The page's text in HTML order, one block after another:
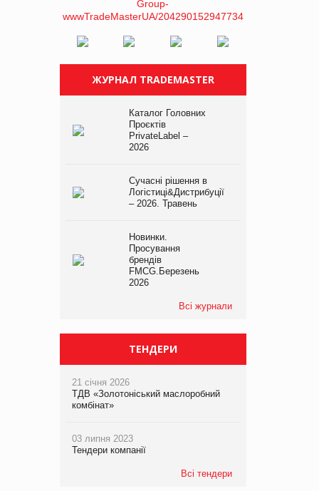
ЖУРНАЛ TRADEMASTER
Каталог Головних
Проєктів
PrivateLabel –
2026
Сучасні рішення в
Логістиці&Дистрибуції
– 2026. Травень
Новинки.
Просування
брендів
FMCG.Березень
2026
Всі журнали
ТЕНДЕРИ
21 січня 2026
ТДВ «Золотоніський маслоробний
комбінат»
03 липня 2023
Тендери компанії
Всі тендери